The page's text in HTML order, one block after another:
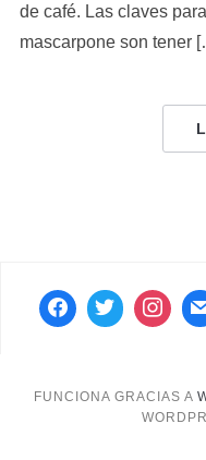
de café. Las claves
mascarpone son tener
FUNCIONA GRACIAS A